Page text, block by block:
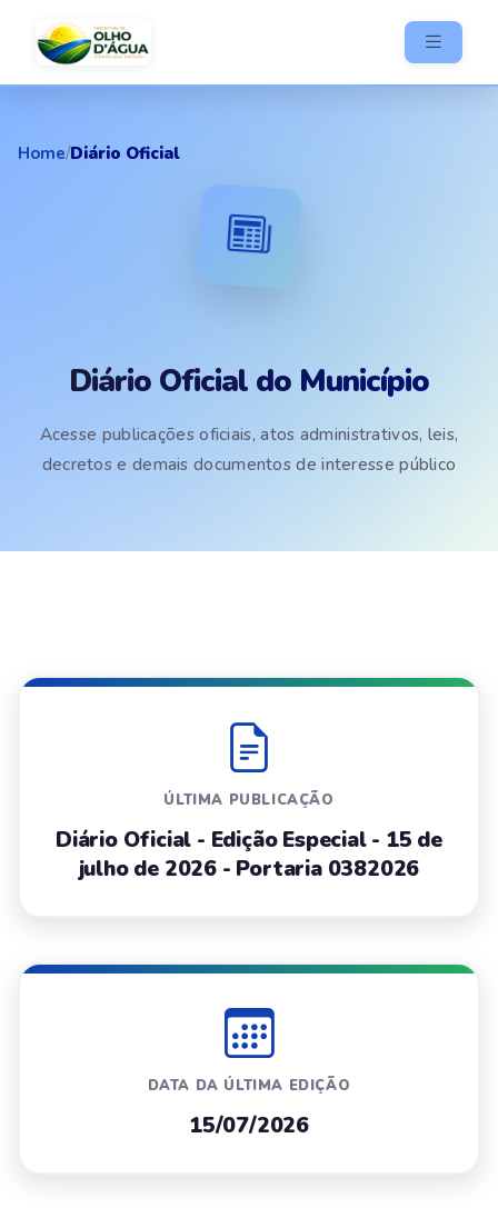
Home/Diário Oficial
Diário Oficial do Município
Acesse publicações oficiais, atos administrativos, leis,
decretos e demais documentos de interesse público
ÚLTIMA PUBLICAÇÃO
Diário Oficial - Edição Especial - 15 de
julho de 2026 - Portaria 0382026
DATA DA ÚLTIMA EDIÇÃO
15/07/2026